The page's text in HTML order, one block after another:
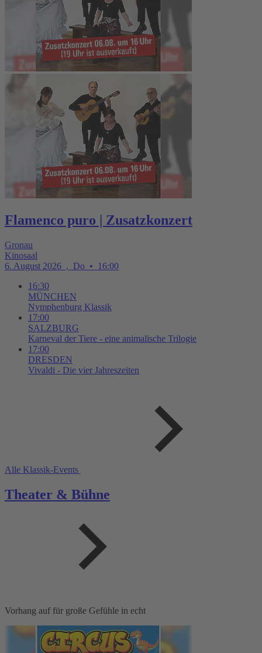
Flamenco puro | Zusatzkonzert
Gronau
Kinosaal
6. August 2026 , Do •
16:00
16:30
MÜNCHEN
Nymphenburg Klassik
17:00
SALZBURG
Karneval der Tiere - eine animalische Trilogie
17:00
DRESDEN
Vivaldi - Die vier Jahreszeiten
Alle Klassik-Events
Theater & Bühne
Vorhang auf für große Gefühle in echt